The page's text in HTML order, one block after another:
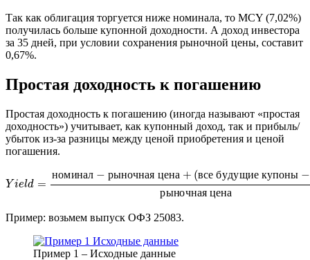
Так как облигация торгуется ниже номинала, то MCY (7,02%)
получилась больше купонной доходности. А доход инвестора
за 35 дней, при условии сохранения рыночной цены, составит
0,67%.
Простая доходность к погашению
Простая доходность к погашению (иногда называют «простая
доходность») учитывает, как купонный доход, так и прибыль/
убыток из-за разницы между ценой приобретения и ценой
погашения.
Yield =
номинал − рыночная цена + (все будущие купоны −
рыночная цена
у ду ие
Пример: возьмем выпуск ОФЗ 25083.
Пример 1 – Исходные данные